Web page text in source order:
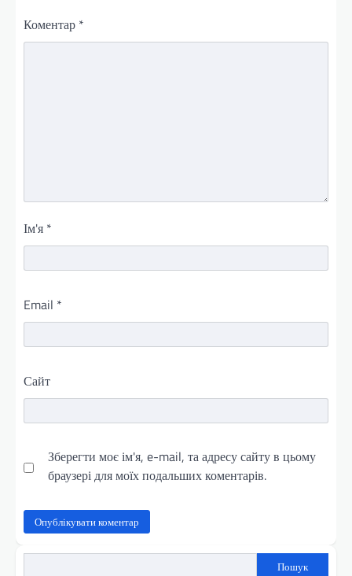
Коментар *
Ім'я *
Email *
Сайт
Зберегти моє ім'я, e-mail, та адресу сайту в цьому
браузері для моїх подальших коментарів.
Пошук